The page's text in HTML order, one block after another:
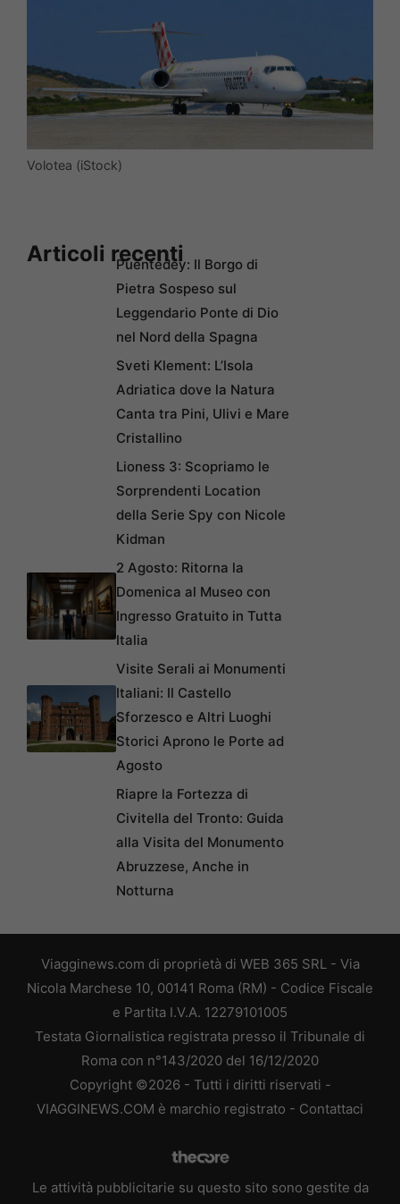
Volotea (iStock)
Articoli recentiPuentedey: Il Borgo di
Pietra Sospeso sul
Leggendario Ponte di Dio
nel Nord della Spagna
Sveti Klement: L’Isola
Adriatica dove la Natura
Canta tra Pini, Ulivi e Mare
Cristallino
Lioness 3: Scopriamo le
Sorprendenti Location
della Serie Spy con Nicole
Kidman
2 Agosto: Ritorna la
Domenica al Museo con
Ingresso Gratuito in Tutta
Italia
Visite Serali ai Monumenti
Italiani: Il Castello
Sforzesco e Altri Luoghi
Storici Aprono le Porte ad
Agosto
Riapre la Fortezza di
Civitella del Tronto: Guida
alla Visita del Monumento
Abruzzese, Anche in
Notturna
Viagginews.com di proprietà di WEB 365 SRL - Via
Nicola Marchese 10, 00141 Roma (RM) - Codice Fiscale
e Partita I.V.A. 12279101005
Testata Giornalistica registrata presso il Tribunale di
Roma con n°143/2020 del 16/12/2020
Copyright ©2026 - Tutti i diritti riservati -
VIAGGINEWS.COM è marchio registrato - Contattaci
Le attività pubblicitarie su questo sito sono gestite da